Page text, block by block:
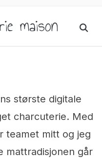
maison
største digitale
charcuterie. Med
teamet mitt og jeg
mattradisjonen går